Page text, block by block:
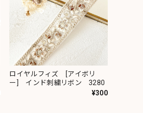
ロイヤルフィズ [アイボリ
ー] インド刺繍リボン 3280
¥300